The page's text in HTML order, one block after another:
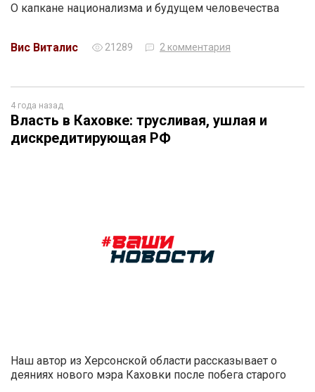
О капкане национализма и будущем человечества
Вис Виталис 21289 2 комментария
4 года назад
Власть в Каховке: трусливая, ушлая и
дискредитирующая РФ
Наш автор из Херсонской области рассказывает о
деяниях нового мэра Каховки после побега старого